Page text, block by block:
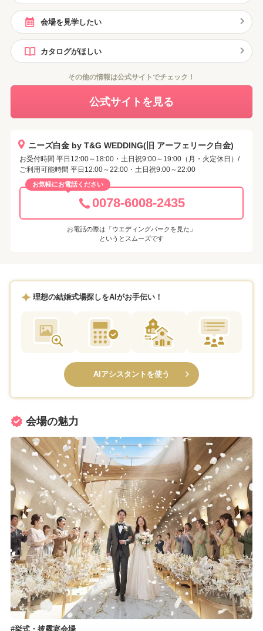
会場を見学したい
カタログがほしい
その他の情報は公式サイトでチェック！
公式サイトを見る
ニーズ白金 by T&G WEDDING(旧 アーフェリーク白金)
お受付時間 平日12:00～18:00・土日祝9:00～19:00（月・火定休日）/
ご利用可能時間 平日12:00～22:00・土日祝9:00～22:00
お気軽にお電話ください
0078-6008-2435
お電話の際は「ウエディングパークを見た」
というとスムーズです
理想の結婚式場探しをAIがお手伝い！
AIアシスタントを使う
会場の魅力
挙式・披露宴会場